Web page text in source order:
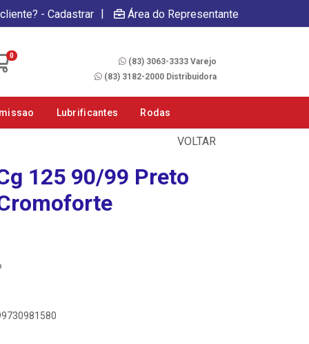
- Cadastrar | Área do Representante
0
(83) 3063-3333 Varejo
(83) 3182-2000 Distribuidora
Lubrificantes Rodas
VOLTAR
125 90/99 Preto